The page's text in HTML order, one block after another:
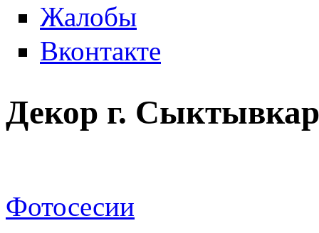
Жалобы
Вконтакте
Декор г. Сыктывкар
Фотосесии